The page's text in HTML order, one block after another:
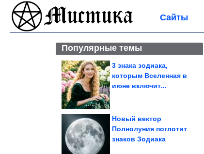
Сайты
Популярные темы
3 знака зодиака,
которым Вселенная в
июне включит...
Новый вектор
Полнолуния поглотит
знаков Зодиака